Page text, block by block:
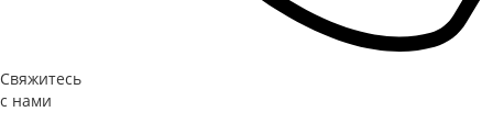
Свяжитесь
с нами